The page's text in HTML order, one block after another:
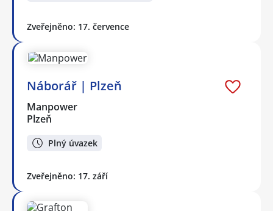
Zveřejněno: 17. července
Náborář | Plzeň
Manpower
Plzeň
Plný úvazek
Zveřejněno: 17. září